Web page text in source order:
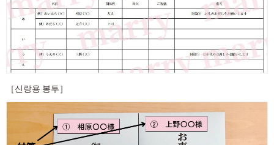
［신랑용 봉투］